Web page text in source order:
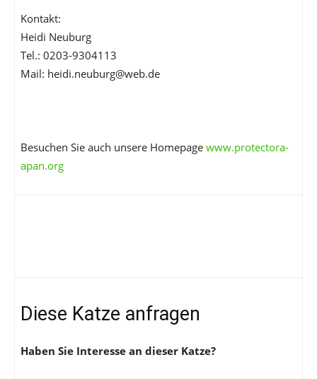
Kontakt:
Heidi Neuburg
Tel.: 0203-9304113
Mail: heidi.neuburg@web.de
Besuchen Sie auch unsere Homepage www.protectora-
apan.org
Diese Katze anfragen
Haben Sie Interesse an dieser Katze?